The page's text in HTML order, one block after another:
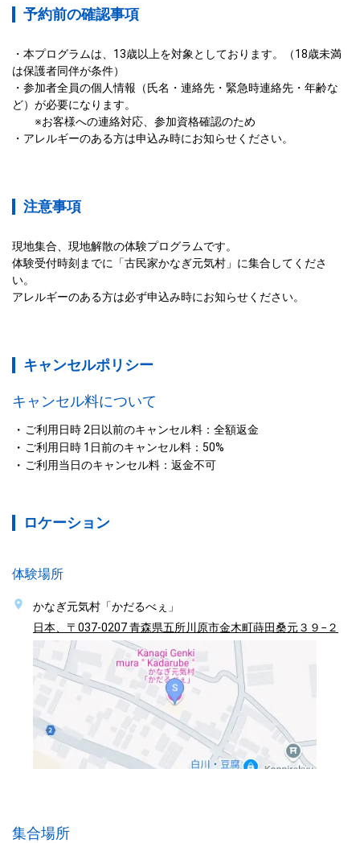
予約前の確認事項
・本プログラムは、13歳以上を対象としております。（18歳未満
は保護者同伴が条件）
・参加者全員の個人情報（氏名・連絡先・緊急時連絡先・年齢な
ど）が必要になります。
※お客様への連絡対応、参加資格確認のため
・アレルギーのある方は申込み時にお知らせください。
注意事項
現地集合、現地解散の体験プログラムです。
体験受付時刻までに「古民家かなぎ元気村」に集合してくださ
い。
アレルギーのある方は必ず申込み時にお知らせください。
キャンセルポリシー
キャンセル料について
ご利用日時 2日以前のキャンセル料：全額返金
ご利用日時 1日前のキャンセル料：50%
ご利用当日のキャンセル料：返金不可
ロケーション
体験場所
かなぎ元気村「かだるべぇ」
日本、〒037-0207 青森県五所川原市金木町蒔田桑元３９−２
集合場所